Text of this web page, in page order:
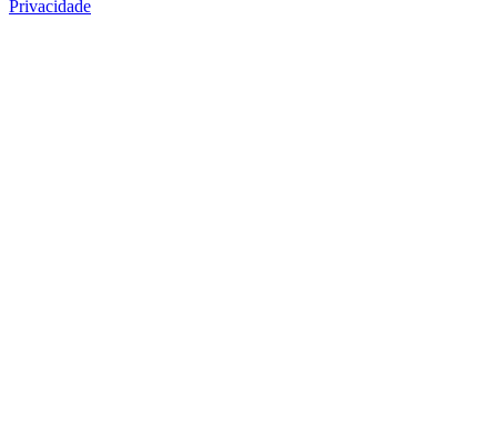
Privacidade